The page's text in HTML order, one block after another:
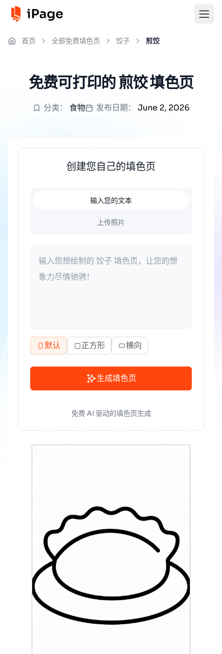
首页 全部免费填色页 饺子 煎饺
免费可打印的 煎饺 填色页
分类： 食物 发布日期： June 2, 2026
创建您自己的填色页
输入您的文本
上传照片
默认 正方形 横向
生成填色页
免费 AI 驱动的填色页生成